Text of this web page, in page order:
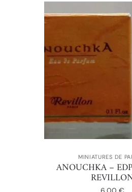
MINIATURES DE
ANOUCHKA –